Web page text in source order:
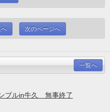
次のページへ
一覧へ
ブルin牛久 無事終了